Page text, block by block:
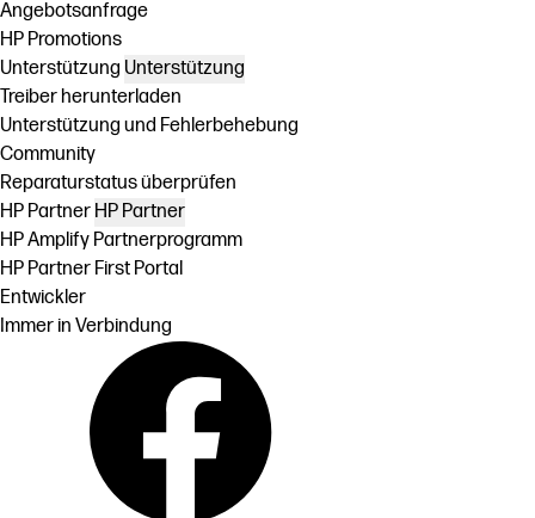
Angebotsanfrage
HP Promotions
Unterstützung Unterstützung
Treiber herunterladen
Unterstützung und Fehlerbehebung
Community
Reparaturstatus überprüfen
HP Partner HP Partner
HP Amplify Partnerprogramm
HP Partner First Portal
Entwickler
Immer in Verbindung